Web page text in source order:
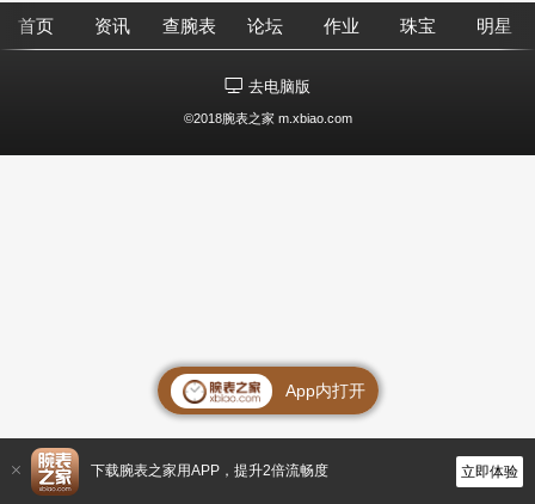
首页 资讯 查腕表 论坛 作业 珠宝 明星
去电脑版
©2018腕表之家 m.xbiao.com
App内打开
下载腕表之家用APP，提升2倍流畅度 立即体验